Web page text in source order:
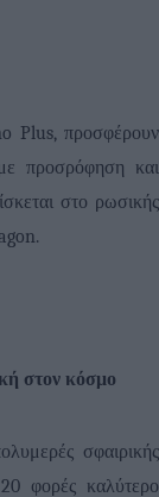
Plus, προσφέρουν
προσρόφηση και
στο ρωσικής
.
στον κόσμο
σφαιρικής
φορές καλύτερο